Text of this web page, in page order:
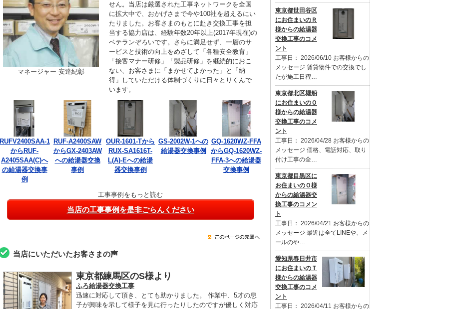
東京都世田谷区
にお住まいのＲ
様からの給湯器
交換工事のコメ
ント
工事日： 2026/06/10 お客様からの
メッセージ 賃貸物件での交換でし
たが施工日程…
東京都北区堀船
にお住まいのＯ
様からの給湯器
交換工事のコメ
ント
工事日： 2026/04/28 お客様からの
メッセージ 価格、電話対応、取り
付け工事の全…
東京都目黒区に
お住まいのＯ様
からの給湯器交
換工事のコメン
ト
工事日： 2026/04/21 お客様からの
メッセージ 最近は全てLINEや、メ
ールのや…
愛知県春日井市
にお住まいのＴ
様からの給湯器
交換工事のコメ
ント
工事日： 2026/04/11 お客様からの
マネージャー 安達紀彰
せん。当店は厳選された工事ネットワークを全国
に拡大中で、おかげさまで今や100社を超えるにい
たりました。お客さまのもとに赴き交換工事を担
当する協力店は、経験年数20年以上(2017年現在)の
ベテランぞろいです。さらに満足せず、一層のサ
ービスと技術の向上をめざして「各種安全教育」
「接客マナー研修」「製品研修」を継続的におこ
ない、お客さまに「まかせてよかった」と「納
得」していただける体制づくりに日々とりくんで
います。
RUFV2400SAA-1
からRUF-
A2405SAA(C)へ
の給湯器交換事
例
RUF-A2400SAW
からGX-2403AW
への給湯器交換
事例
OUR-1601-Tから
RUX-SA1616T-
L(A)-Eへの給湯
器交換事例
GS-2002W-1への
給湯器交換事例
GQ-1620WZ-FFA
からGQ-1620WZ-
FFA-3への給湯器
交換事例
工事事例をもっと読む
当店の工事事例を是非ごらんください
当店にいただいたお客さまの声
東京都練馬区のS様より
ふろ給湯器交換工事
迅速に対応して頂き、とても助かりました。 作業中、5才の息
子が興味を示して様子を見に行ったりしたのですが優しく対応